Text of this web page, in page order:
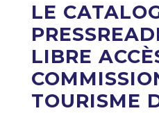
LE
LIBRE
TOURISME